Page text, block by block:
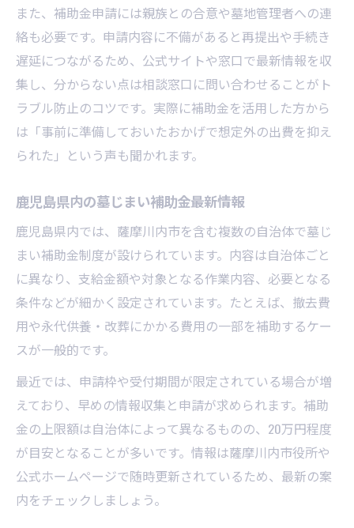
また、補助金申請には親族との合意や墓地管理者への連
絡も必要です。申請内容に不備があると再提出や手続き
遅延につながるため、公式サイトや窓口で最新情報を収
集し、分からない点は相談窓口に問い合わせることがト
ラブル防止のコツです。実際に補助金を活用した方から
は「事前に準備しておいたおかげで想定外の出費を抑え
られた」という声も聞かれます。
鹿児島県内の墓じまい補助金最新情報
鹿児島県内では、薩摩川内市を含む複数の自治体で墓じ
まい補助金制度が設けられています。内容は自治体ごと
に異なり、支給金額や対象となる作業内容、必要となる
条件などが細かく設定されています。たとえば、撤去費
用や永代供養・改葬にかかる費用の一部を補助するケー
スが一般的です。
最近では、申請枠や受付期間が限定されている場合が増
えており、早めの情報収集と申請が求められます。補助
金の上限額は自治体によって異なるものの、20万円程度
が目安となることが多いです。情報は薩摩川内市役所や
公式ホームページで随時更新されているため、最新の案
内をチェックしましょう。